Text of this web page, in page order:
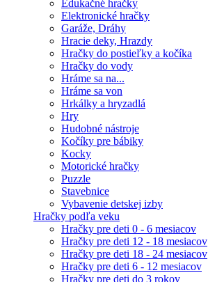
Edukačné hračky
Elektronické hračky
Garáže, Dráhy
Hracie deky, Hrazdy
Hračky do postieľky a kočíka
Hračky do vody
Hráme sa na...
Hráme sa von
Hrkálky a hryzadlá
Hry
Hudobné nástroje
Kočíky pre bábiky
Kocky
Motorické hračky
Puzzle
Stavebnice
Vybavenie detskej izby
Hračky podľa veku
Hračky pre deti 0 - 6 mesiacov
Hračky pre deti 12 - 18 mesiacov
Hračky pre deti 18 - 24 mesiacov
Hračky pre deti 6 - 12 mesiacov
Hračky pre deti do 3 rokov